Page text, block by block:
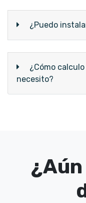
¿Puedo
¿Cómo
necesito?